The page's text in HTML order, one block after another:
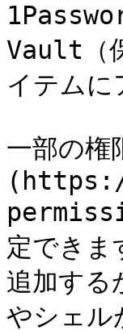
Vault（
イテムに
一部の
定でき
追加する
やシェル